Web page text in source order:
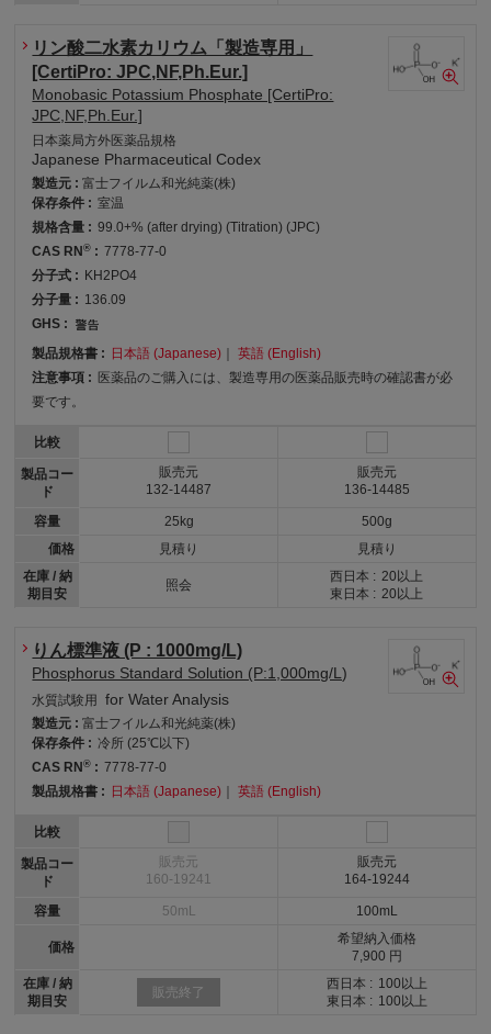
リン酸二水素カリウム「製造専用」
[CertiPro: JPC,NF,Ph.Eur.]
Monobasic Potassium Phosphate [CertiPro:
JPC,NF,Ph.Eur.]
日本薬局方外医薬品規格
Japanese Pharmaceutical Codex
製造元 :富士フイルム和光純薬(株)
保存条件 : 室温
規格含量 : 99.0+% (after drying) (Titration) (JPC)
CAS RN® : 7778-77-0
分子式 : KH2PO4
分子量 : 136.09
GHS :
製品規格書 : 日本語 (Japanese) ｜英語 (English)
注意事項 : 医薬品のご購入には、製造専用の医薬品販売時の確認書が必
要です。
比較
製品コー
ド
容量
価格
在庫 / 納
期目安
販売元
132-14487
25kg
見積り
照会
販売元
136-14485
500g
見積り
西日本 : 20以上
東日本 : 20以上
りん標準液 (P : 1000mg/L)
Phosphorus Standard Solution (P:1,000mg/L)
水質試験用 for Water Analysis
製造元 :富士フイルム和光純薬(株)
保存条件 : 冷所 (25℃以下)
CAS RN® : 7778-77-0
製品規格書 :
日本語 (Japanese) ｜英語 (English)
比較
製品コー
ド
容量
価格
在庫 / 納
期目安
販売元
160-19241
50mL
販売終了
販売元
164-19244
100mL
希望納入価格
7,900 円
西日本 : 100以上
東日本 : 100以上